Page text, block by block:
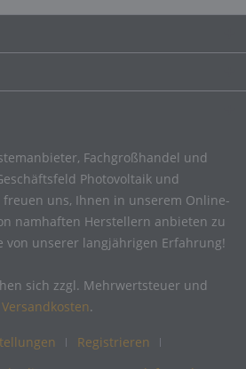
Fachgroßhandel und
Photovoltaik und
uns, Ihnen in unserem Online-
namhaften Herstellern anbieten zu
von unserer langjährigen Erfahrung!
sich zzgl. Mehrwertsteuer und
Versandkosten.
Registrieren